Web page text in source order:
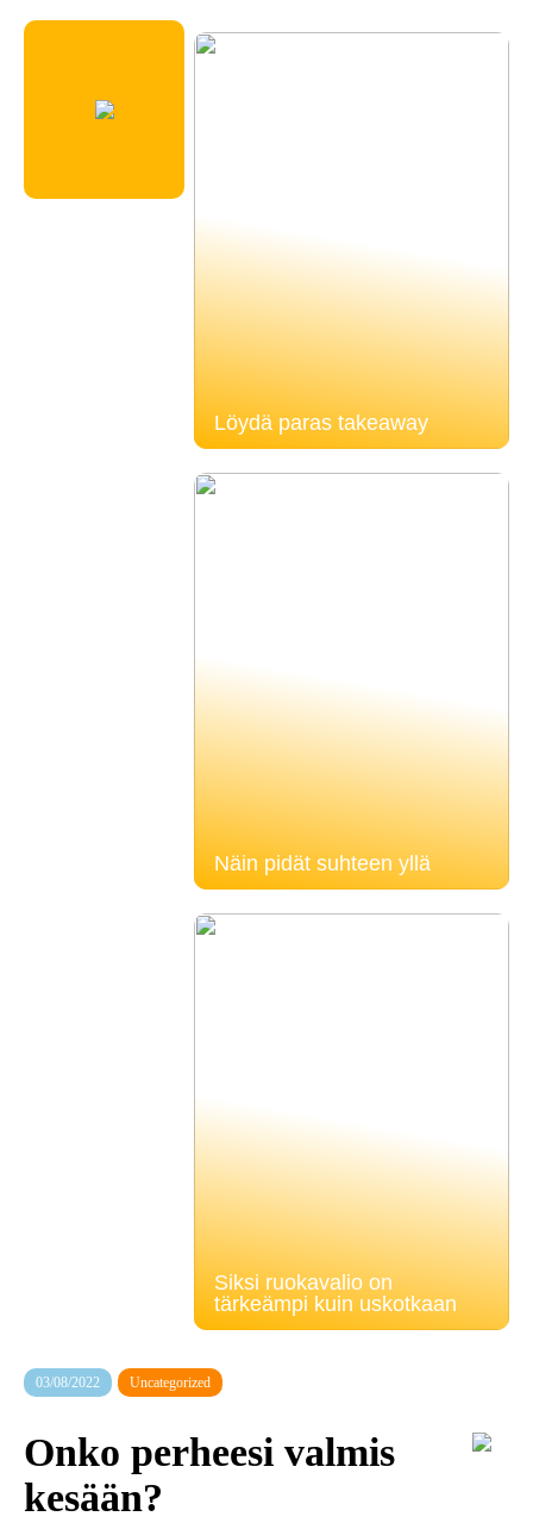
Löydä paras takeaway
Näin pidät suhteen yllä
Siksi ruokavalio on
tärkeämpi kuin uskotkaan
03/08/2022 Uncategorized
Onko perheesi valmis
kesään?